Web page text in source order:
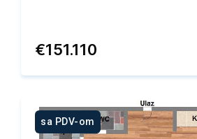
€151.110
sa PDV-om